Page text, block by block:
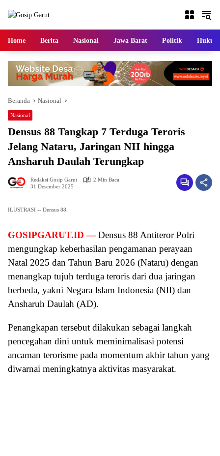
Home Berita Nasional Jawa Barat Politik Hukum
Beranda Nasional
Nasional
Densus 88 Tangkap 7 Terduga Teroris
Jelang Nataru, Jaringan NII hingga
Ansharuh Daulah Terungkap
Redaksi Gosip Garut
2 Min Baca
31 Desember 2025
ILUSTRASI -- Densus 88.
GOSIPGARUT.ID — Densus 88 Antiteror Polri
mengungkap keberhasilan pengamanan perayaan
Natal 2025 dan Tahun Baru 2026 (Nataru) dengan
menangkap tujuh terduga teroris dari dua jaringan
berbeda, yakni Negara Islam Indonesia (NII) dan
Ansharuh Daulah (AD).
Penangkapan tersebut dilakukan sebagai langkah
pencegahan dini untuk meminimalisasi potensi
ancaman terorisme pada momentum akhir tahun yang
diwarnai meningkatnya aktivitas masyarakat.